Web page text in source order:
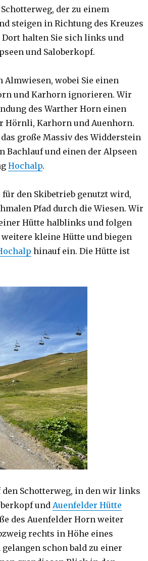
der zu einem
steigen in Richtung des Kreuzes
Dort halten Sie sich links und
und Saloberkopf.
Almwiesen, wobei Sie einen
und Karhorn ignorieren. Wir
des Warther Horn einen
Hörnli, Karhorn und Auenhorn.
große Massiv des Widderstein
Bachlauf und einen der Alpseen
Hochalp.
den Skibetrieb genutzt wird,
Pfad durch die Wiesen. Wir
Hütte halblinks und folgen
kleine Hütte und biegen
hinauf ein. Die Hütte ist
Schotterweg, in den wir links
undAuenfelder Hütte
des Auenfelder Horn weiter
rechts in Höhe eines
schon bald zu einer